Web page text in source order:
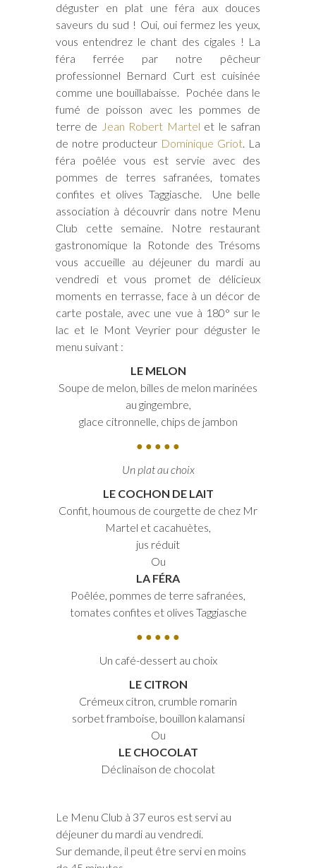
déguster en plat une féra aux douces
saveurs du sud ! Oui, oui fermez les yeux,
vous entendrez le chant des cigales ! La
féra ferrée par notre pêcheur
professionnel Bernard Curt est cuisinée
comme une bouillabaisse. Pochée dans le
fumé de poisson avec les pommes de
terre de Jean Robert Martel et le safran
de notre producteur Dominique Griot. La
féra poêlée vous est servie avec des
pommes de terres safranées, tomates
confites et olives Taggiasche. Une belle
association à découvrir dans notre Menu
Club cette semaine. Notre restaurant
gastronomique la Rotonde des Trésoms
vous accueille au déjeuner du mardi au
vendredi et vous promet de délicieux
moments en terrasse, face à un décor de
carte postale, avec une vue à 180° sur le
lac et le Mont Veyrier pour déguster le
menu suivant :
LE MELON
Soupe de melon, billes de melon marinées
au gingembre,
glace citronnelle, chips de jambon
● ● ● ● ●
Un plat au choix
LE COCHON DE LAIT
Confit, houmous de courgette de chez Mr
Martel et cacahuètes,
jus réduit
Ou
LA FÉRA
Poêlée, pommes de terre safranées,
tomates confites et olives Taggiasche
● ● ● ● ●
Un café-dessert au choix
LE CITRON
Crémeux citron, crumble romarin
sorbet framboise, bouillon kalamansi
Ou
LE CHOCOLAT
Déclinaison de chocolat
Le Menu Club à 37 euros est servi au
déjeuner du mardi au vendredi.
Sur demande, il peut être servi en moins